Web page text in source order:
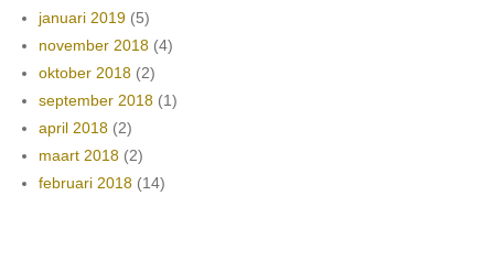
januari 2019 (5)
november 2018 (4)
oktober 2018 (2)
september 2018 (1)
april 2018 (2)
maart 2018 (2)
februari 2018 (14)